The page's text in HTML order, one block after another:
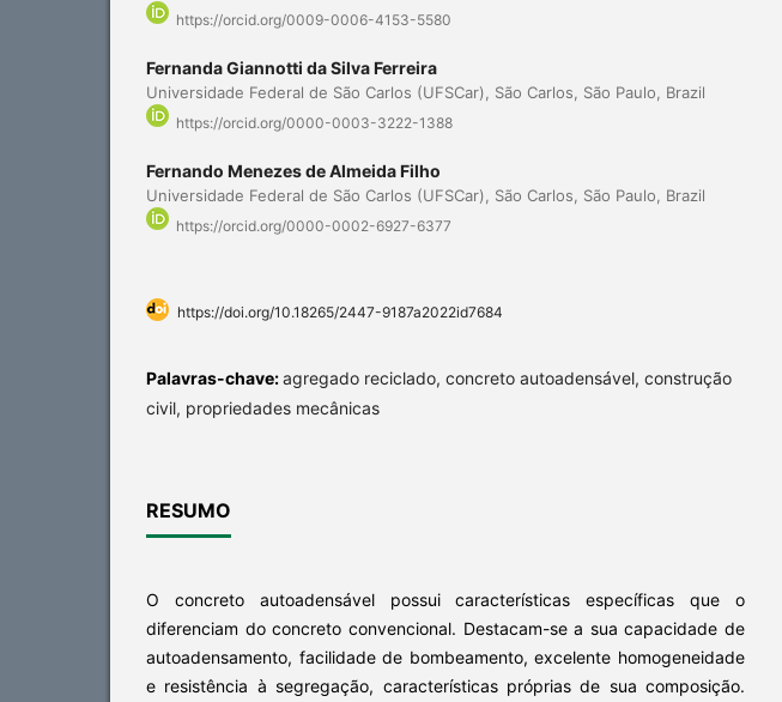
https://orcid.org/0009-0006-4153-5580
Fernanda Giannotti da Silva Ferreira
Universidade Federal de São Carlos (UFSCar), São Carlos, São Paulo, Brazil
https://orcid.org/0000-0003-3222-1388
Fernando Menezes de Almeida Filho
Universidade Federal de São Carlos (UFSCar), São Carlos, São Paulo, Brazil
https://orcid.org/0000-0002-6927-6377
https://doi.org/10.18265/2447-9187a2022id7684
Palavras-chave:agregado reciclado, concreto autoadensável, construção
civil, propriedades mecânicas
RESUMO
O concreto autoadensável possui características específicas que o
diferenciam do concreto convencional. Destacam-se a sua capacidade de
autoadensamento, facilidade de bombeamento, excelente homogeneidade
e resistência à segregação, características próprias de sua composição.